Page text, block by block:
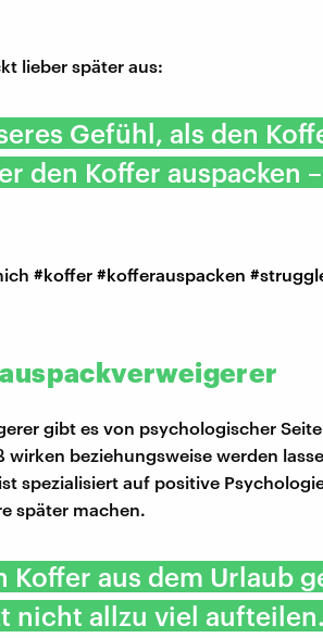
lieber später aus:
Gefühl, als den
den Koffer auspacken
#koffer #kofferauspacken
gibt es von psychologischer
wirken beziehungsweise werden
spezialisiert auf positive
später machen.
Koffer aus dem Urlaub
nicht allzu viel